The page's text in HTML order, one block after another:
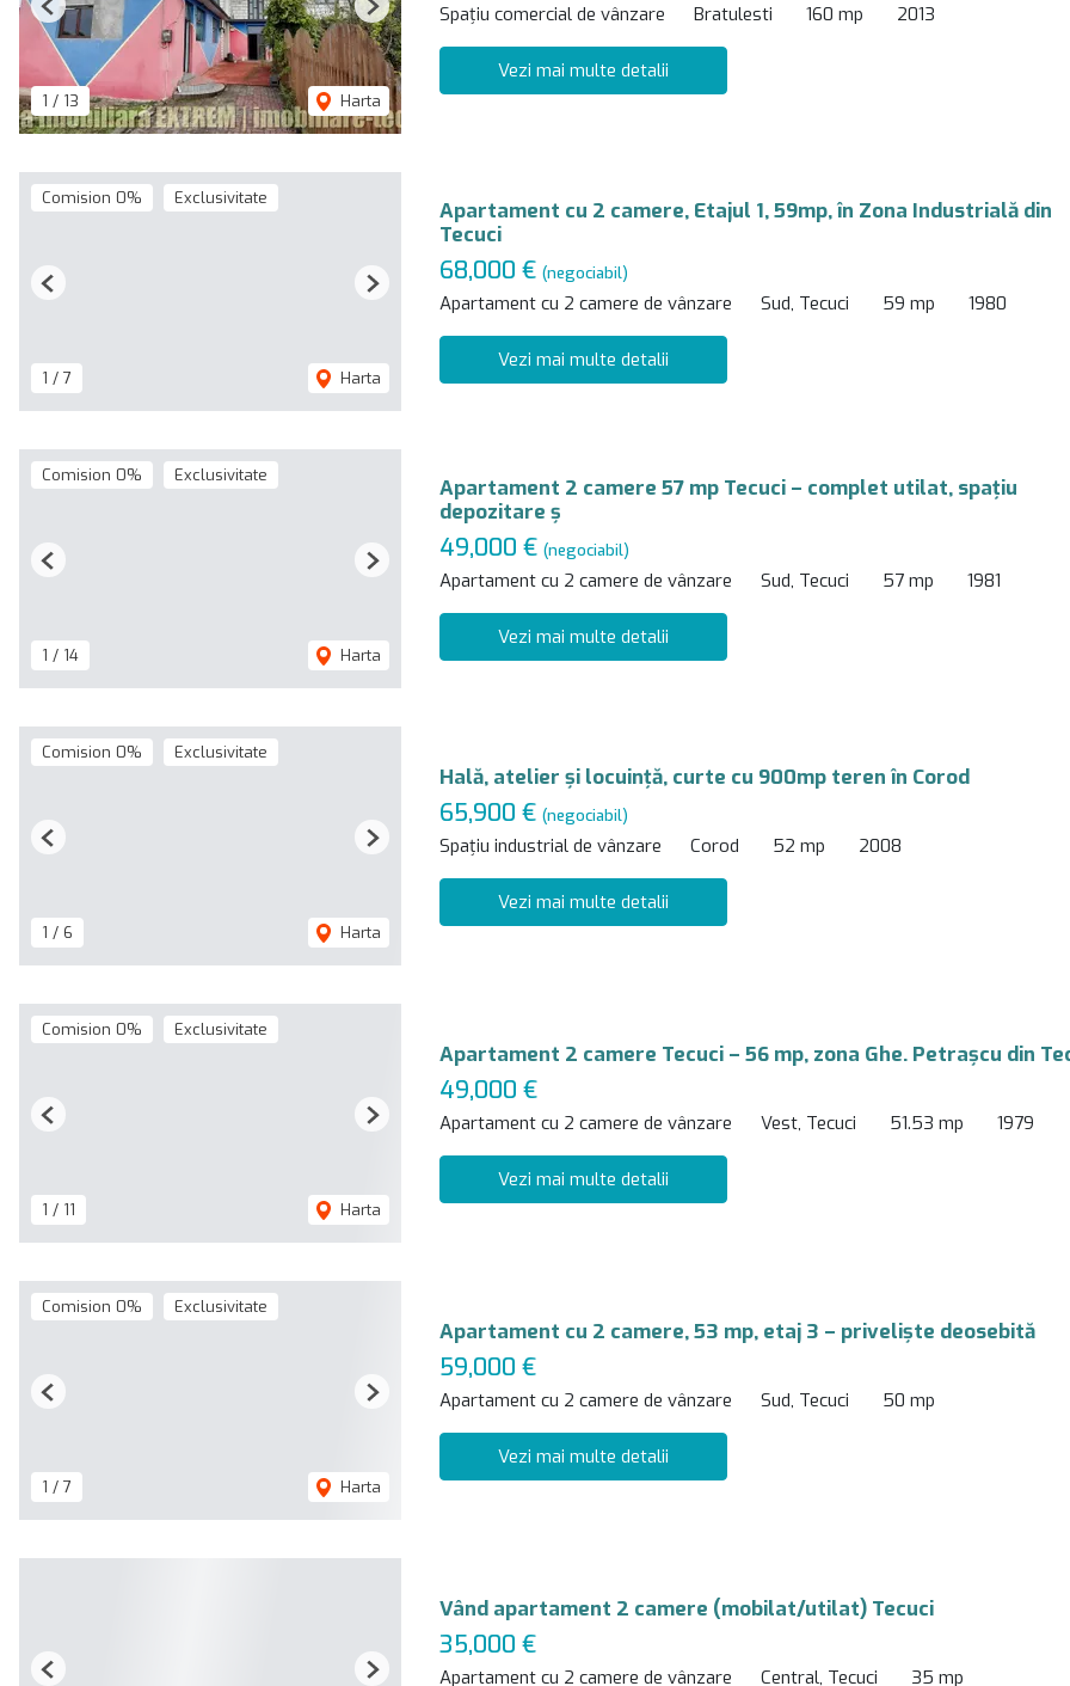
1 / 13 Harta
Previous Next Spațiu comercial de vânzare Bratulesti 160 mp 2013
Vezi mai multe detalii
Comision 0% Exclusivitate
1 / 7 Harta
Previous Next
Apartament cu 2 camere, Etajul 1, 59mp, în Zona Industrială din
Tecuci
68,000 € (negociabil)
Apartament cu 2 camere de vânzare Sud, Tecuci 59 mp 1980
Vezi mai multe detalii
Comision 0% Exclusivitate
1 / 14 Harta
Previous Next
Apartament 2 camere 57 mp Tecuci – complet utilat, spațiu
depozitare ș
49,000 € (negociabil)
Apartament cu 2 camere de vânzare Sud, Tecuci 57 mp 1981
Vezi mai multe detalii
Comision 0% Exclusivitate
1 / 6 Harta
Previous Next
Hală, atelier și locuință, curte cu 900mp teren în Corod
65,900 € (negociabil)
Spațiu industrial de vânzare Corod 52 mp 2008
Vezi mai multe detalii
Comision 0% Exclusivitate
1 / 11 Harta
Previous Next
Apartament 2 camere Tecuci – 56 mp, zona Ghe. Petrașcu din
49,000 €
Apartament cu 2 camere de vânzare Vest, Tecuci 51.53 mp 1979
Vezi mai multe detalii
Comision 0% Exclusivitate
1 / 7 Harta
Previous Next
Apartament cu 2 camere, 53 mp, etaj 3 – priveliște deosebită
59,000 €
Apartament cu 2 camere de vânzare Sud, Tecuci 50 mp
Vezi mai multe detalii
Previous Next
Vând apartament 2 camere (mobilat/utilat) Tecuci
35,000 €
Apartament cu 2 camere de vânzare Central, Tecuci 35 mp